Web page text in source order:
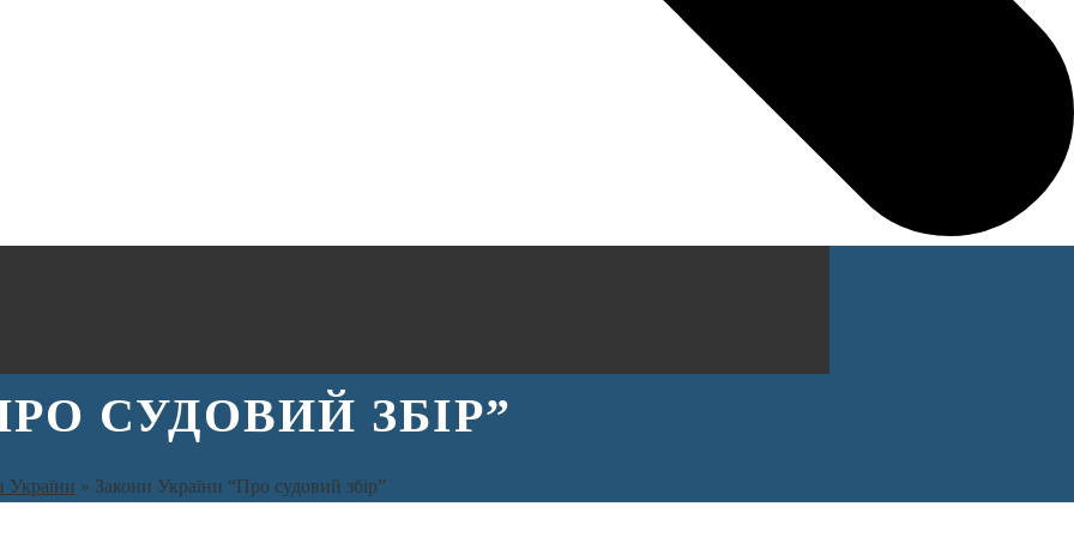
СУДОВИЙ ЗБІР”
України » Закони України “Про судовий збір”